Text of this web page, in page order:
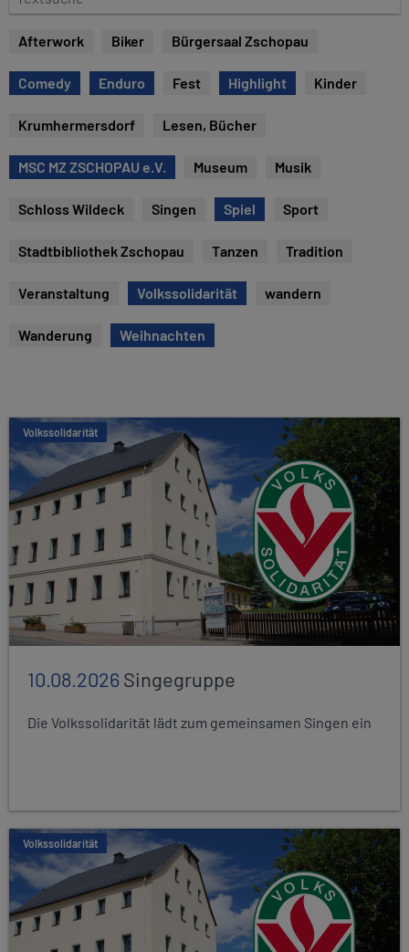
e
s
u
e
Afterwork Biker Bürgersaal Zschopau
Comedy Enduro Fest Highlight Kinder
Krumhermersdorf Lesen, Bücher
MSC MZ ZSCHOPAU e.V. Museum Musik
Schloss Wildeck Singen Spiel Sport
Stadtbibliothek Zschopau Tanzen Tradition
Veranstaltung Volkssolidarität wandern
Wanderung Weihnachten
Volkssolidarität
10.08.2026Singegruppe
Die Volkssolidarität lädt zum gemeinsamen Singen ein
Volkssolidarität